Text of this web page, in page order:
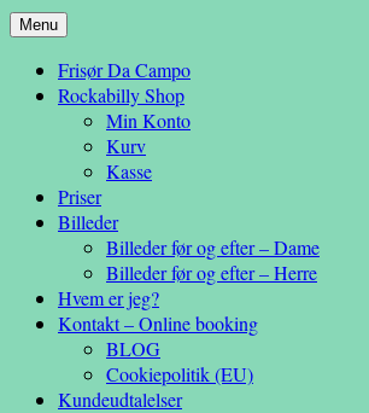
Da Campo
– en anderledes frisøroplevelse
Menu Hop
indhold
Frisør Da Campo
Rockabilly Shop
Min Konto
Kurv
Kasse
Priser
Billeder
Billeder før og efter – Dame
Billeder før og efter – Herre
Hvem er jeg?
Kontakt – Online booking
BLOG
Cookiepolitik (EU)
Kundeudtalelser